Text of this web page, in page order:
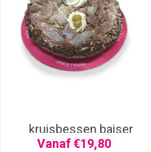
kruisbessen baiser
Vanaf €19,80